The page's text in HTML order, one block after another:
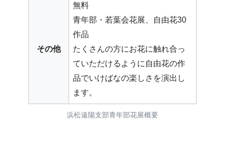
その他
無料
青年部・若葉会花展、自由花30
作品
たくさんの方にお花に触れ合っ
ていただけるように自由花の作
品でいけばなの楽しさを演出し
ます。
浜松遠陽支部青年部花展概要